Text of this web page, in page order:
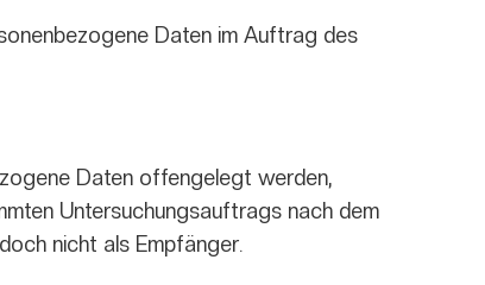
Daten im Auftrag des
Daten offengelegt werden,
Untersuchungsauftrags nach dem
nicht als Empfänger.